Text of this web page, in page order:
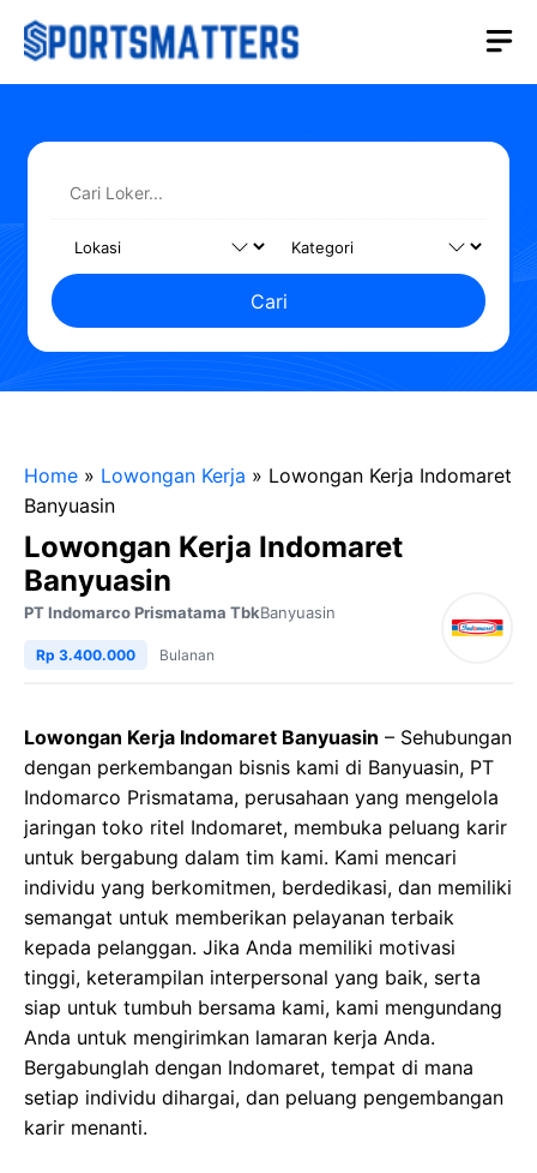
Langsung
Cari
Home » Lowongan Kerja » Lowongan Kerja Indomaret
Banyuasin
Lowongan Kerja Indomaret
Banyuasin
PT Indomarco Prismatama TbkBanyuasin
Rp 3.400.000 Bulanan
Lowongan Kerja Indomaret Banyuasin – Sehubungan
dengan perkembangan bisnis kami di Banyuasin, PT
Indomarco Prismatama, perusahaan yang mengelola
jaringan toko ritel Indomaret, membuka peluang karir
untuk bergabung dalam tim kami. Kami mencari
individu yang berkomitmen, berdedikasi, dan memiliki
semangat untuk memberikan pelayanan terbaik
kepada pelanggan. Jika Anda memiliki motivasi
tinggi, keterampilan interpersonal yang baik, serta
siap untuk tumbuh bersama kami, kami mengundang
Anda untuk mengirimkan lamaran kerja Anda.
Bergabunglah dengan Indomaret, tempat di mana
setiap individu dihargai, dan peluang pengembangan
karir menanti.